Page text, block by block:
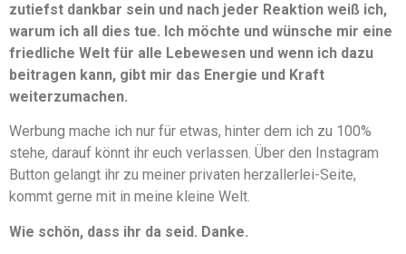
zutiefst dankbar sein und nach jeder Reaktion weiß ich,
warum ich all dies tue. Ich möchte und wünsche mir eine
friedliche Welt für alle Lebewesen und wenn ich dazu
beitragen kann, gibt mir das Energie und Kraft
weiterzumachen.
Werbung mache ich nur für etwas, hinter dem ich zu 100%
stehe, darauf könnt ihr euch verlassen. Über den Instagram
Button gelangt ihr zu meiner privaten herzallerlei-Seite,
kommt gerne mit in meine kleine Welt.
Wie schön, dass ihr da seid. Danke.